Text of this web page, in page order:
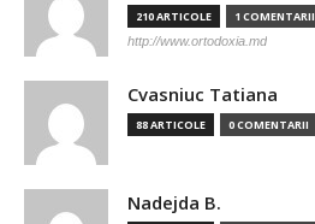
210 ARTICOLE 1 COMENTARII
http://www.ortodoxia.md
Cvasniuc Tatiana
88 ARTICOLE 0 COMENTARII
Nadejda B.